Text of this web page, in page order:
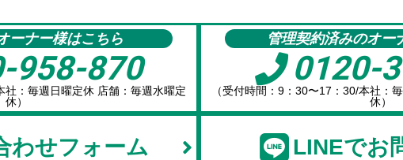
ーナー様はこちら
958-870
社：毎週日曜定休 店舗：毎週水曜定
休）
管理契約済みのオー
0120-
（受付時間：9：30〜17：30/本社：
休）
わせフォーム LINEでお